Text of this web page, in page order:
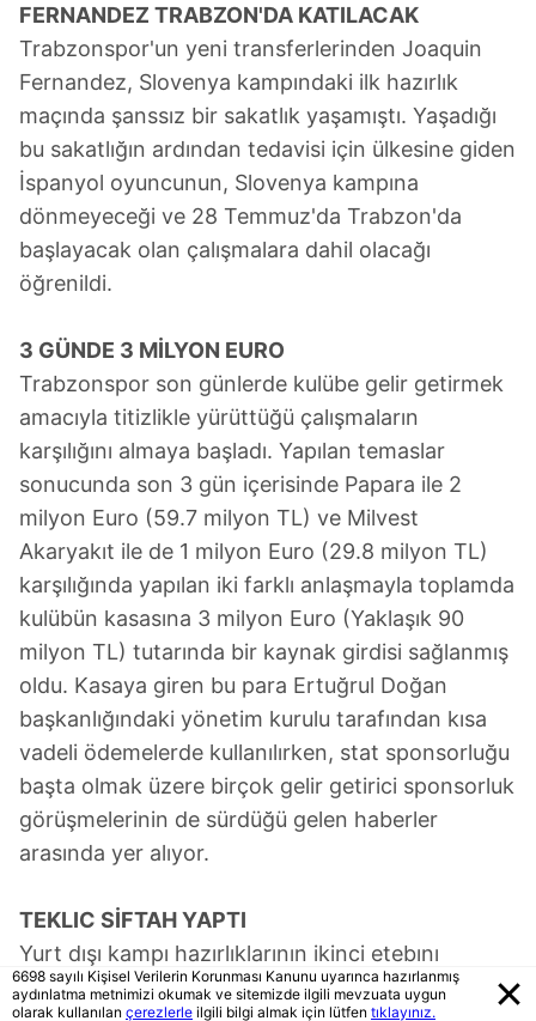
FERNANDEZ TRABZON'DA KATILACAK
Trabzonspor'un yeni transferlerinden Joaquin
Fernandez, Slovenya kampındaki ilk hazırlık
maçında şanssız bir sakatlık yaşamıştı. Yaşadığı
bu sakatlığın ardından tedavisi için ülkesine giden
İspanyol oyuncunun, Slovenya kampına
dönmeyeceği ve 28 Temmuz'da Trabzon'da
başlayacak olan çalışmalara dahil olacağı
öğrenildi.
3 GÜNDE 3 MİLYON EURO
Trabzonspor son günlerde kulübe gelir getirmek
amacıyla titizlikle yürüttüğü çalışmaların
karşılığını almaya başladı. Yapılan temaslar
sonucunda son 3 gün içerisinde Papara ile 2
milyon Euro (59.7 milyon TL) ve Milvest
Akaryakıt ile de 1 milyon Euro (29.8 milyon TL)
karşılığında yapılan iki farklı anlaşmayla toplamda
kulübün kasasına 3 milyon Euro (Yaklaşık 90
milyon TL) tutarında bir kaynak girdisi sağlanmış
oldu. Kasaya giren bu para Ertuğrul Doğan
başkanlığındaki yönetim kurulu tarafından kısa
vadeli ödemelerde kullanılırken, stat sponsorluğu
başta olmak üzere birçok gelir getirici sponsorluk
görüşmelerinin de sürdüğü gelen haberler
arasında yer alıyor.
TEKLIC SİFTAH YAPTI
Yurt dışı kampı hazırlıklarının ikinci etebını
Slovenya'da sürdüren Trabzonspor, Nenad
6698 sayılı Kişisel Verilerin Korunması Kanunu uyarınca hazırlanmış
aydınlatma metnimizi okumak ve sitemizde ilgili mevzuata uygun
olarak kullanılan çerezlerle ilgili bilgi almak için lütfen tıklayınız.